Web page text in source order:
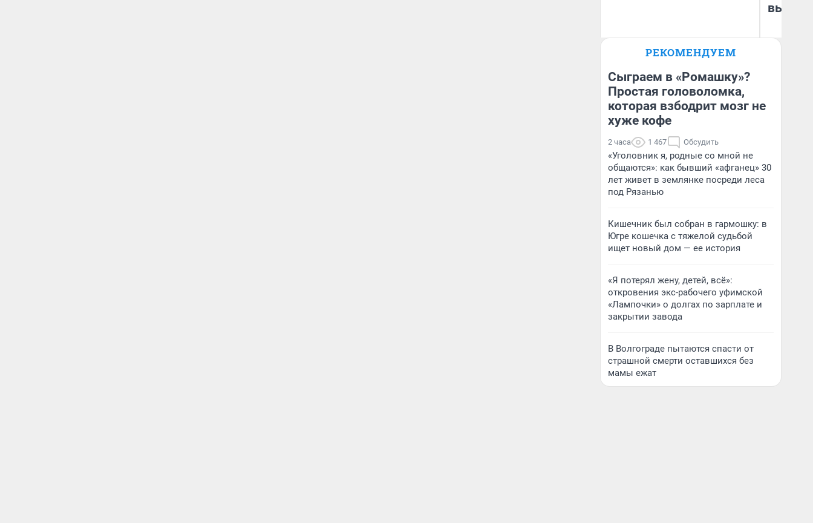
Александра Исмайлова
редактора 63.RU
РЕКОМЕНДУЕМ
Сыграем в «Ромашку»?
Простая головоломка,
которая взбодрит мозг не
хуже кофе
2 часа 1 467 Обсудить
«Уголовник я, родные со мной не
общаются»: как бывший «афганец» 30
лет живет в землянке посреди леса
под Рязанью
Кишечник был собран в гармошку: в
Югре кошечка с тяжелой судьбой
ищет новый дом — ее история
«Я потерял жену, детей, всё»:
откровения экс-рабочего уфимской
«Лампочки» о долгах по зарплате и
закрытии завода
В Волгограде пытаются спасти от
страшной смерти оставшихся без
мамы ежат